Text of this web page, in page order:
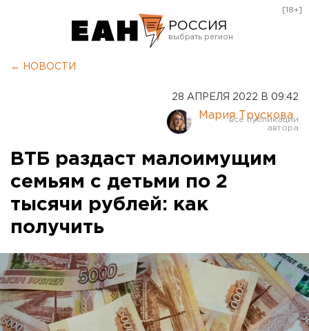
РОССИЯ
Курган
Оренбург
[18+]
← НОВОСТИ
28 АПРЕЛЯ 2022 В 09:42
Мария Трускова
ВТБ раздаст малоимущим
семьям с детьми по 2
тысячи рублей: как
получить